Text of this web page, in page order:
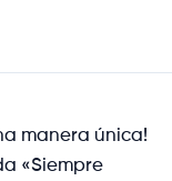
manera única!
«Siempre